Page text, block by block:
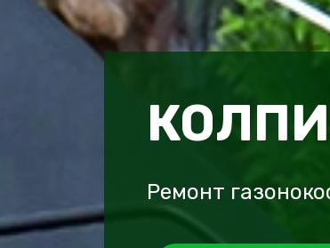
Ремонт